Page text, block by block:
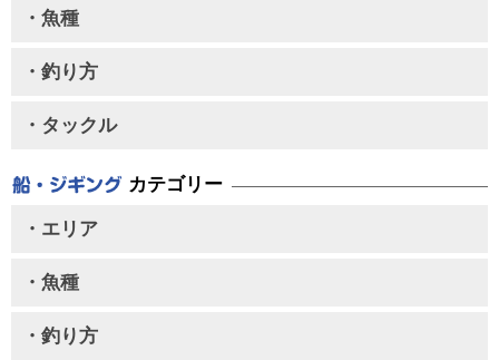
・魚種
・釣り方
・タックル
カテゴリー
・エリア
・魚種
・釣り方